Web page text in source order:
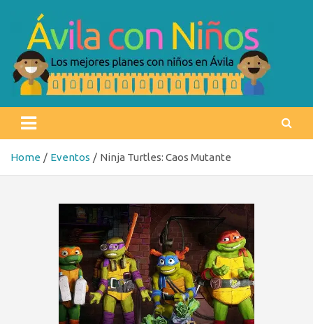
content
Ávila con niños
Home Eventos Ninja Turtles: Caos Mutante